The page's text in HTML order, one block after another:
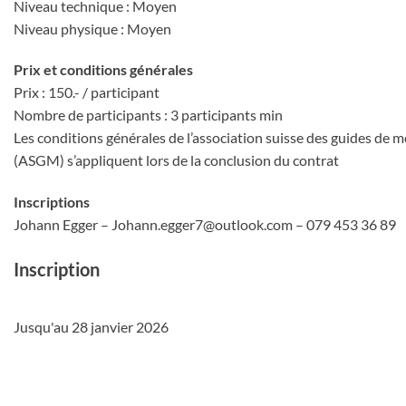
Niveau technique : Moyen
Niveau physique : Moyen
Prix et conditions générales
Prix : 150.- / participant
Nombre de participants : 3 participants min
Les conditions générales de l’association suisse des guides de
(ASGM) s’appliquent lors de la conclusion du contrat
Inscriptions
Johann Egger – Johann.egger7@outlook.com – 079 453 36 89
Inscription
Jusqu'au 28 janvier 2026